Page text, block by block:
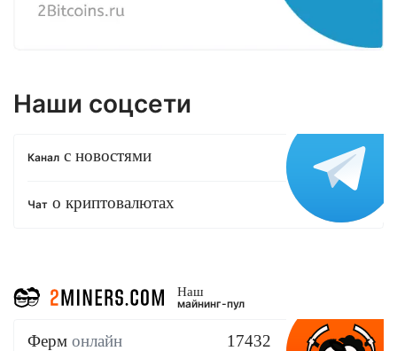
Наши соцсети
Канал с новостями
Чат о криптовалютах
Наш
майнинг-пул
Ферм онлайн 17432